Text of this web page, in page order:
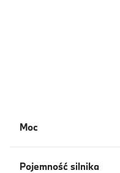
Moc
Pojemność silnika